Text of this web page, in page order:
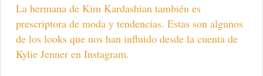
La hermana de Kim Kardashian también es
prescriptora de moda y tendencias. Estas son algunos
de los looks que nos han influido desde la cuenta de
Kylie Jenner en Instagram.